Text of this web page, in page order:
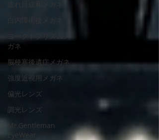
疲れ目緩和メガネ
白内障術後メガネ
ヨークトプリズムメ
ガネ
脳梗塞後遺症メガネ
強度近視用メガネ
偏光レンズ
調光レンズ
Mr.Gentleman
EyeWear